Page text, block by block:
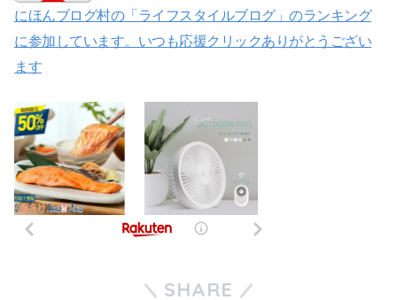
にほんブログ村の「ライフスタイルブログ」のランキング
に参加しています。いつも応援クリックありがとうござい
ます
SHARE